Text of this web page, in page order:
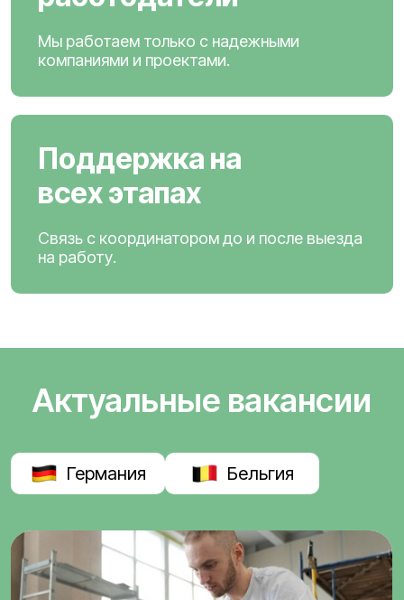
Мы работаем только с надежными
компаниями и проектами.
Поддержка на
всех этапах
Связь с координатором до и после выезда
на работу.
Актуальные вакансии
Германия Бельгия